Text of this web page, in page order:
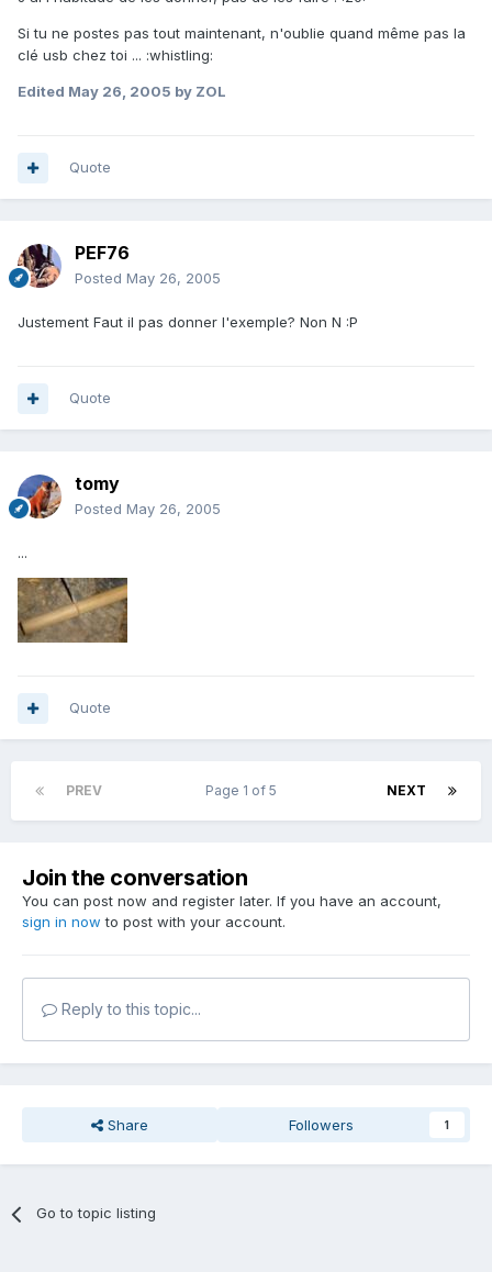
Si tu ne postes pas tout maintenant, n'oublie quand même pas la
clé usb chez toi ... :whistling:
Edited May 26, 2005 by ZOL
Quote
PEF76
Posted May 26, 2005
Justement Faut il pas donner l'exemple? Non N :P
Quote
tomy
Posted May 26, 2005
...
Quote
PREV NEXT
Page 1 of 5
Join the conversation
You can post now and register later. If you have an account,
sign in now to post with your account.
Reply to this topic...
Share Followers 1
Go to topic listing